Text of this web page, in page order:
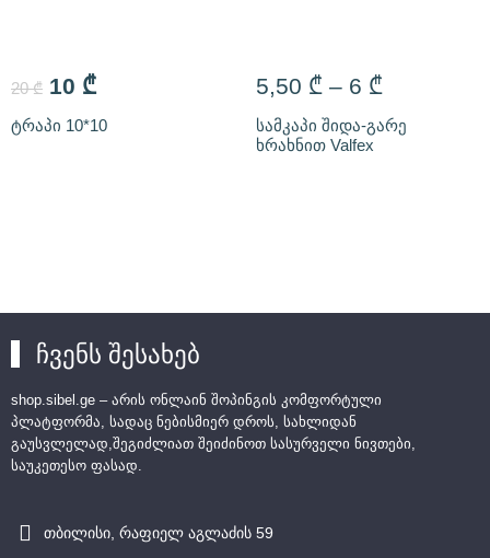
20₾ 10 ₾
ტრაპი 10*10
5,50 ₾ – 6 ₾
სამკაპი შიდა-გარე
ხრახნით Valfex
ჩვენს შესახებ
shop.sibel.ge – არის ონლაინ შოპინგის კომფორტული
პლატფორმა, სადაც ნებისმიერ დროს, სახლიდან
გაუსვლელად,შეგიძლიათ შეიძინოთ სასურველი ნივთები,
საუკეთესო ფასად.
თბილისი, რაფიელ აგლაძის 59